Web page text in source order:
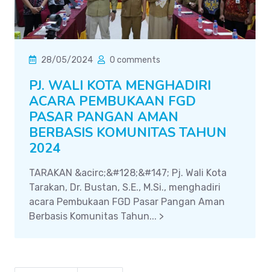
28/05/2024 0 comments
PJ. WALI KOTA MENGHADIRI
ACARA PEMBUKAAN FGD
PASAR PANGAN AMAN
BERBASIS KOMUNITAS TAHUN
2024
TARAKAN &acirc;&#128;&#147; Pj. Wali Kota
Tarakan, Dr. Bustan, S.E., M.Si., menghadiri
acara Pembukaan FGD Pasar Pangan Aman
Berbasis Komunitas Tahun... >